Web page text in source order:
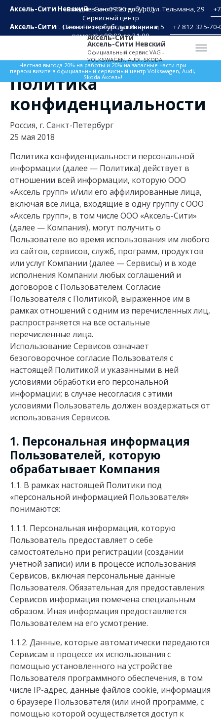
Аксель-Сити Невскийг. Санкт-Петербург, ул. Тельмана, 29
Ежедневно с 09:00 до 21:00
Аксель-Ситиг. Санкт-Петербург, ул. Якорная, 5
Сервисный центр
(Техническое обслуживание и
ремонт) с 08:00 до 21:00
+7 812 325-70-
Аксель-Сити
Аксель-Сити Невский
Официальный сервис VAG -
VOLKSWAGEN, AUDI, SKODA
Честная выгода 20% на работы и 20% на запасные части при
первом визите в официальный сервисный центр Volkswagen, Audi,
Skoda Аксель!
Политика
конфиденциальности
Россия, г. Санкт-Петербург
25 мая 2018
Политика конфиденциальности персональной
информации (далее — Политика) действует в
отношении всей информации, которую ООО
«Аксель групп» и/или его аффилированные лица,
включая все лица, входящие в одну группу с ООО
«Аксель групп», в том числе ООО «Аксель-Сити»
(далее — Компания), могут получить о
Пользователе во время использования им любого
из сайтов, сервисов, служб, программ, продуктов
или услуг Компании (далее — Сервисы) и в ходе
исполнения Компании любых соглашений и
договоров с Пользователем. Согласие
Пользователя с Политикой, выраженное им в
рамках отношений с одним из перечисленных лиц,
распространяется на все остальные
перечисленные лица.
Использование Сервисов означает
безоговорочное согласие Пользователя с
настоящей Политикой и указанными в ней
условиями обработки его персональной
информации; в случае несогласия с этими
условиями Пользователь должен воздержаться от
использования Сервисов.
1. Персональная информация
Пользователей, которую
обрабатывает Компания
1.1. В рамках настоящей Политики под
«персональной информацией Пользователя»
понимаются:
1.1.1. Персональная информация, которую
Пользователь предоставляет о себе
самостоятельно при регистрации (создании
учётной записи) или в процессе использования
Сервисов, включая персональные данные
Пользователя. Обязательная для предоставления
Сервисов информация помечена специальным
образом. Иная информация предоставляется
Пользователем на его усмотрение.
1.1.2. Данные, которые автоматически передаются
Сервисам в процессе их использования с
помощью установленного на устройстве
Пользователя программного обеспечения, в том
числе IP-адрес, данные файлов cookie, информация
о браузере Пользователя (или иной программе, с
помощью которой осуществляется доступ к